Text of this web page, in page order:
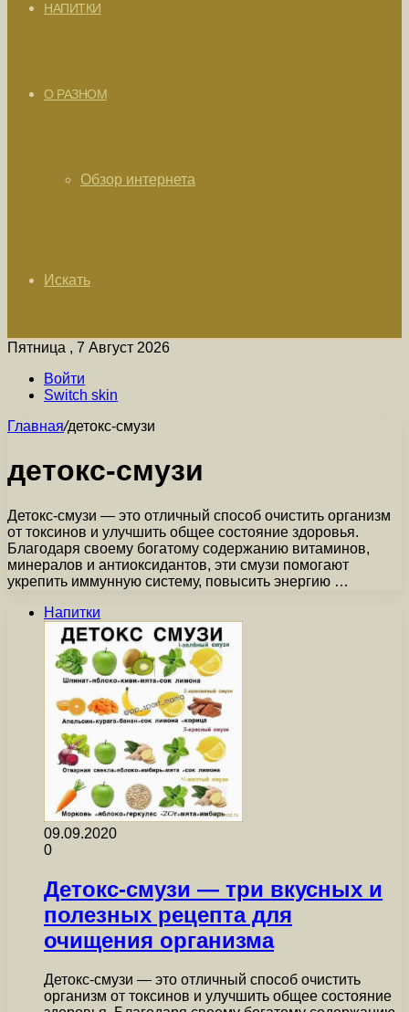
НАПИТКИ
О РАЗНОМ
Обзор интернета
Искать
Пятница , 7 Август 2026
Войти
Switch skin
Главная/детокс-смузи
детокс-смузи
Детокс-смузи — это отличный способ очистить организм
от токсинов и улучшить общее состояние здоровья.
Благодаря своему богатому содержанию витаминов,
минералов и антиоксидантов, эти смузи помогают
укрепить иммунную систему, повысить энергию …
Напитки
09.09.2020
0
Детокс-смузи — три вкусных и
полезных рецепта для
очищения организма
Детокс-смузи — это отличный способ очистить
организм от токсинов и улучшить общее состояние